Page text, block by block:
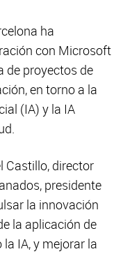
ha
con Microsoft
de proyectos de
en torno a la
(IA) y la IA
Castillo, director
presidente
la innovación
la aplicación de
IA, y mejorar la